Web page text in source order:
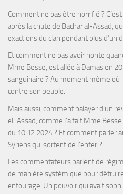
Comment ne pas être horrifié ?
après la chute de Bachar al-Assad,
exactions du clan pendant plus d’un
Et comment ne pas avoir honte
Mme Besse, est allée à Damas en
sanguinaire ? Au moment même où
contre son peuple.
Mais aussi, comment balayer d’un
el-Assad, comme l’a fait Mme
du 10.12.2024 ? Et comment parler
Syriens qui sortent de l’enfer ?
Les commentateurs parlent de
de manière systémique pour
entourage. Un pouvoir qui avait